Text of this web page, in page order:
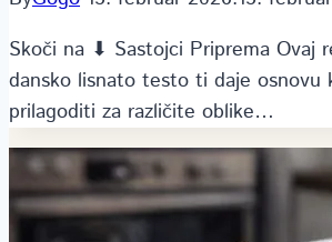
Skoči na ⬇ Sastojci Priprema Ovaj
dansko lisnato testo ti daje osnovu
prilagoditi za različite oblike…